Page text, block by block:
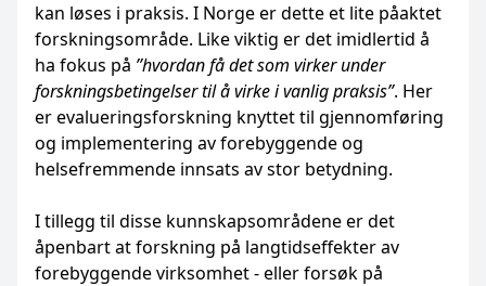
kan løses i praksis. I Norge er dette et lite påaktet
forskningsområde. Like viktig er det imidlertid å
ha fokus på ”hvordan få det som virker under
forskningsbetingelser til å virke i vanlig praksis”. Her
er evalueringsforskning knyttet til gjennomføring
og implementering av forebyggende og
helsefremmende innsats av stor betydning.
I tillegg til disse kunnskapsområdene er det
åpenbart at forskning på langtidseffekter av
forebyggende virksomhet - eller forsøk på